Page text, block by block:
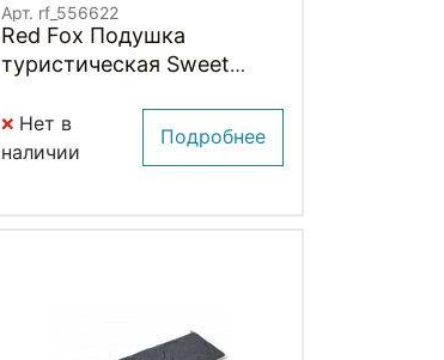
Арт. rf_556622
Red Fox Подушка
туристическая Sweet
Нет в
наличии
Подробнее